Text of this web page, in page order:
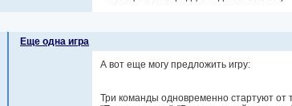
Еще одна игра
А вот еще могу предложить игру:
Три команды одновременно стартуют